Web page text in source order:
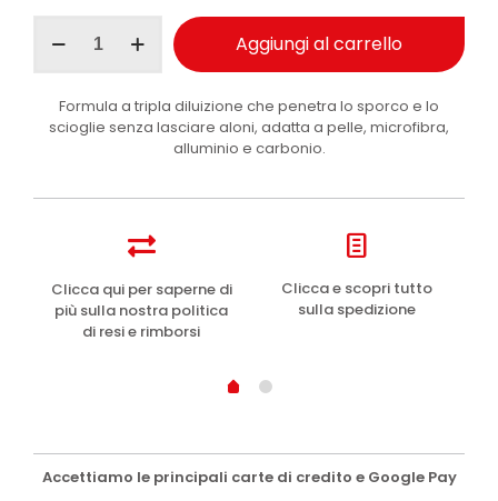
Line
Purifier
igienizzante
l
Aggiungi al carrello
Formula a tripla diluizione che penetra lo sporco e lo
scioglie senza lasciare aloni, adatta a pelle, microfibra,
alluminio e carbonio.
Clicca qui per saperne di
più sulla nostra politica
di resi e rimborsi
Clicca e scopri tutto
sulla spedizione
Accettiamo le principali carte di credito e Google Pay